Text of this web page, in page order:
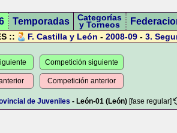
Temporadas Categorías
y Torneos
:: F. Castilla y León - 2008-09 - 3.
Competición siguiente
Competición anterior
de Juveniles - León-01 (León) [fase regular]